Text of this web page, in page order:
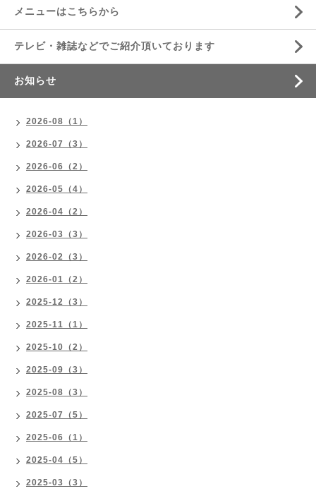
メニューはこちらから
テレビ・雑誌などでご紹介頂いております
お知らせ
2026-08（1）
2026-07（3）
2026-06（2）
2026-05（4）
2026-04（2）
2026-03（3）
2026-02（3）
2026-01（2）
2025-12（3）
2025-11（1）
2025-10（2）
2025-09（3）
2025-08（3）
2025-07（5）
2025-06（1）
2025-04（5）
2025-03（3）